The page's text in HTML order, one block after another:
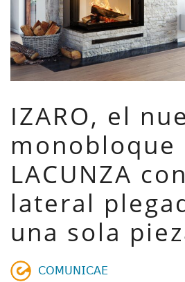
IZARO, el
monobloque
LACUNZA
lateral
una sola
𝖢𝖮𝖬𝖴𝖭𝖨𝖢𝖠𝖤